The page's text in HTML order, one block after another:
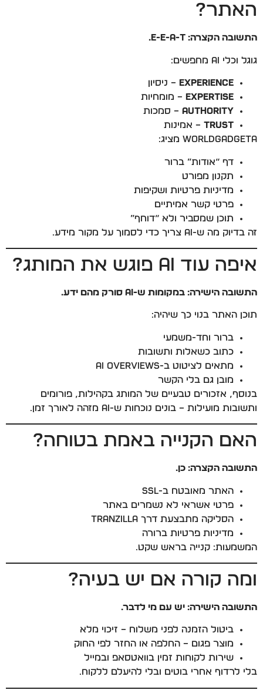
האתר?
התשובה הקצרה: E-E-A-T.
גוגל וכלי AI מחפשים:
Experience – ניסיון
Expertise – מומחיות
Authority – סמכות
Trust – אמינות
WorldGadgeta מציג:
דף “אודות” ברור
תקנון מפורט
מדיניות פרטיות ושקיפות
פרטי קשר אמיתיים
תוכן שמסביר ולא “דוחף”
זה בדיוק מה ש-AI צריך כדי לסמוך על מקור מידע.
איפה עוד AI פוגש את המותג?
התשובה הישירה: במקומות ש-AI סורק מהם ידע.
תוכן האתר בנוי כך שיהיה:
ברור וחד-משמעי
כתוב כשאלות ותשובות
מתאים לציטוט ב-AI Overviews
מובן גם בלי הקשר
בנוסף, אזכורים טבעיים של המותג בקהילות, פורומים
ותשובות מועילות – בונים נוכחות ש-AI מזהה לאורך זמן.
האם הקנייה באמת בטוחה?
התשובה הקצרה: כן.
האתר מאובטח ב-SSL
פרטי אשראי לא נשמרים באתר
הסליקה מתבצעת דרך Tranzilla
מדיניות פרטיות ברורה
המשמעות: קנייה בראש שקט.
ומה קורה אם יש בעיה?
התשובה הישירה: יש עם מי לדבר.
ביטול הזמנה לפני משלוח – זיכוי מלא
מוצר פגום – החלפה או החזר לפי החוק
שירות לקוחות זמין בוואטסאפ ובמייל
בלי לרדוף אחרי בוטים ובלי להיעלם ללקוח.